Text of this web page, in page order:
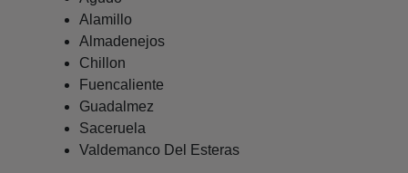
Alamillo
Almadenejos
Chillon
Fuencaliente
Guadalmez
Saceruela
Valdemanco Del Esteras